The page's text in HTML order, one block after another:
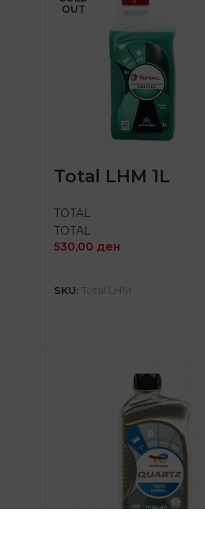
OUT
Total LHM 1L
TOTAL
TOTAL
530,00 ден
SKU: Total LHM